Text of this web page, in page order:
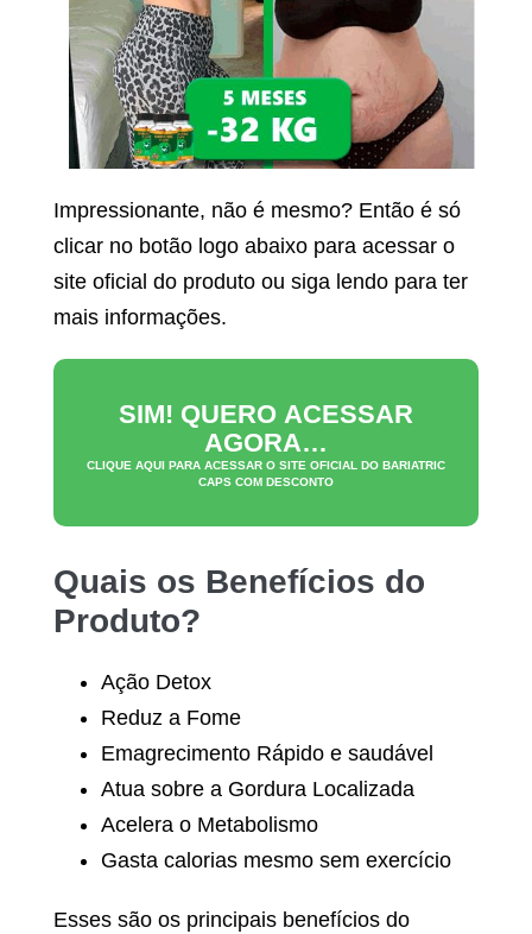
Impressionante, não é mesmo? Então é só
clicar no botão logo abaixo para acessar o
site oficial do produto ou siga lendo para ter
mais informações.
SIM! QUERO ACESSAR
AGORA…
CLIQUE AQUI PARA ACESSAR O SITE OFICIAL DO BARIATRIC
CAPS COM DESCONTO
Quais os Benefícios do
Produto?
Ação Detox
Reduz a Fome
Emagrecimento Rápido e saudável
Atua sobre a Gordura Localizada
Acelera o Metabolismo
Gasta calorias mesmo sem exercício
Esses são os principais benefícios do